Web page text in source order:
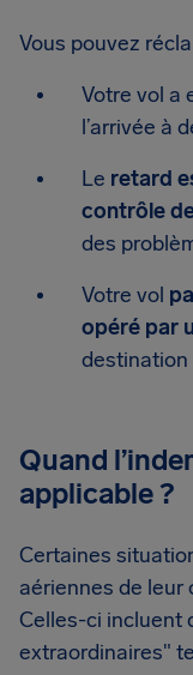
Vous pouvez
Votre vol a
l’arrivée à
Le retard
contrôle
des
Votre vol
opéré par
destination
Quand
applicable ?
Certaines
aériennes de leur
Celles-ci incluent
extraordinaires"